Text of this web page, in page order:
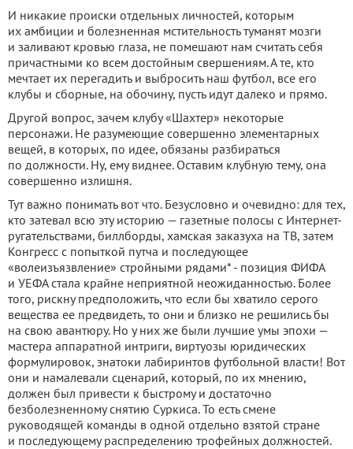
И никакие происки отдельных личностей, которым
их амбиции и болезненная мстительность туманят мозги
и заливают кровью глаза, не помешают нам считать себя
причастными ко всем достойным свершениям. А те, кто
мечтает их перегадить и выбросить наш футбол, все его
клубы и сборные, на обочину, пусть идут далеко и прямо.
Другой вопрос, зачем клубу «Шахтер» некоторые
персонажи. Не разумеющие совершенно элементарных
вещей, в которых, по идее, обязаны разбираться
по должности. Ну, ему виднее. Оставим клубную тему, она
совершенно излишня.
Тут важно понимать вот что. Безусловно и очевидно: для тех,
кто затевал всю эту историю — газетные полосы с Интернет-
ругательствами, биллборды, хамская заказуха на ТВ, затем
Конгресс с попыткой путча и последующее
«волеизъязвление» стройными рядами* - позиция ФИФА
и УЕФА стала крайне неприятной неожиданностью. Более
того, рискну предположить, что если бы хватило серого
вещества ее предвидеть, то они и близко не решились бы
на свою авантюру. Но у них же были лучшие умы эпохи —
мастера аппаратной интриги, виртуозы юридических
формулировок, знатоки лабиринтов футбольной власти! Вот
они и намалевали сценарий, который, по их мнению,
должен был привести к быстрому и достаточно
безболезненному снятию Суркиса. То есть смене
руководящей команды в одной отдельно взятой стране
и последующему распределению трофейных должностей.